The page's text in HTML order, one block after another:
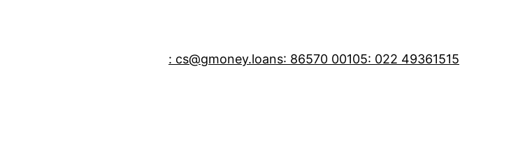
: cs@gmoney.loans: 86570 00105: 022 49361515